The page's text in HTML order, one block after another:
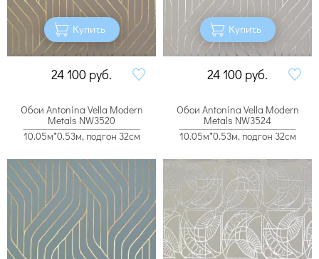
Купить
24 100 руб.
Купить
24 100 руб.
Обои Antonina Vella Modern
Metals NW3520
10.05м*0.53м, подгон 32см
Обои Antonina Vella Modern
Metals NW3524
10.05м*0.53м, подгон 32см